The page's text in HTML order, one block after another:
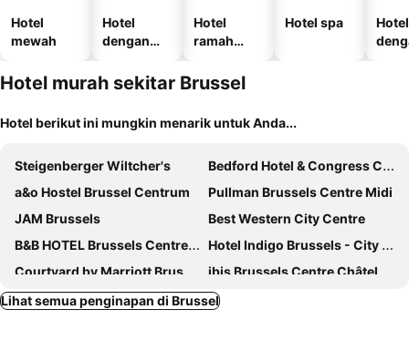
Hotel
mewah
Hotel
dengan
renang
Hotel
ramah
peliharaan
Hotel spa
Hotel
Hotel murah sekitar Brussel
Hotel berikut ini mungkin menarik untuk Anda...
Steigenberger Wiltcher's
Bedford Hotel & Congress Centre
a&o Hostel Brussel Centrum
Pullman Brussels Centre Midi
JAM Brussels
Best Western City Centre
B&B HOTEL Brussels Centre Gare du Midi
Hotel Indigo Brussels - City By Ihg
Courtyard by Marriott Brussels
ibis Brussels Centre Châtelain
Renaissance Brussels Hotel
Chao Chow Palace
Lihat semua penginapan di Brussel